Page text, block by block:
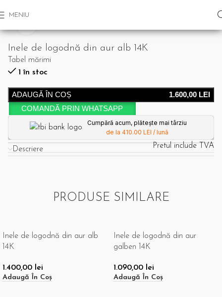
MENIU
Inele de logodnă din aur alb 14K
Tabel mărimi
1 în stoc
1.600,00 LEI
ADAUGĂ ÎN COȘ
Cumpără acum, plătește mai târziu
de la 410.00 LEI / lună
COMANDĂ PRIN WHATSAPP
Pretul include TVA
Descriere
PRODUSE SIMILARE
Inele de logodnă din aur alb
14K
1.400,00 lei
Adaugă În Coș
Inele de logodnă din aur
galben 14K
1.090,00 lei
Adaugă În Coș